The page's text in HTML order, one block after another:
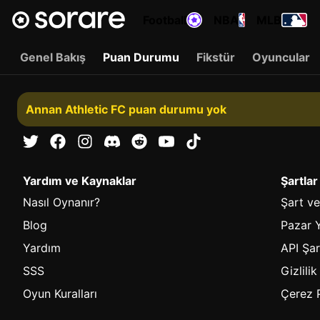
Genel Bakış Puan Durumu Fikstür Oyuncular
Annan Athletic FC puan durumu yok
Yardım ve Kaynaklar
Nasıl Oynanır?
Blog
Yardım
SSS
Oyun Kuralları
Şart
Pazar
API
Gizlilik
Çerez